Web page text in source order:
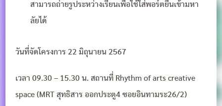
สามารถถ่ายรูประหว่างเรียนเพื่อใช้ใส่พอร์ตยื่นเข้ามหา
ลัยได้
วันที่จัดโครงการ 22 มิถุนายน 2567
เวลา 09.30 – 15.30 น. สถานที่ Rhythm of arts creative
space (MRT สุทธิสาร ออกประตู4 ซอยอินทามระ26/2)